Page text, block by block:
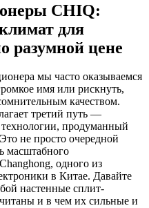
CHIQ:
для
разумной цене
мы часто оказываемся
имя или рискнуть,
качеством.
третий путь —
продуманный
не просто очередной
масштабного
одного из
в Китае. Давайте
настенные сплит-
и в чем их сильные и